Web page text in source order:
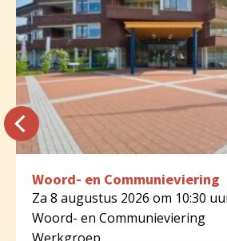
Woord- en Communieviering
Za 8 augustus 2026 om 10:30
Woord- en Communieviering